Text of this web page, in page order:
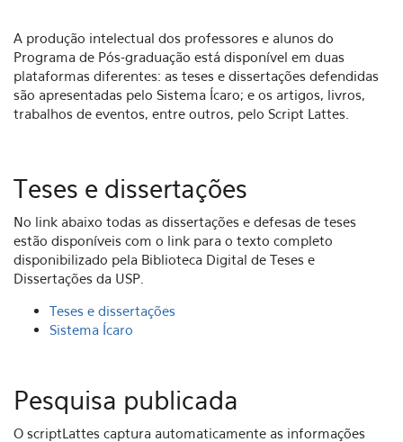
A produção intelectual dos professores e alunos do
Programa de Pós-graduação está disponível em duas
plataformas diferentes: as teses e dissertações defendidas
são apresentadas pelo Sistema Ícaro; e os artigos, livros,
trabalhos de eventos, entre outros, pelo Script Lattes.
Teses e dissertações
No link abaixo todas as dissertações e defesas de teses
estão disponíveis com o link para o texto completo
disponibilizado pela Biblioteca Digital de Teses e
Dissertações da USP.
Teses e dissertações
Sistema Ícaro
Pesquisa publicada
O scriptLattes captura automaticamente as informações